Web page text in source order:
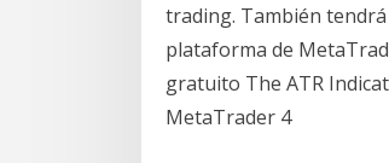
trading. También
plataforma de
gratuito The ATR
MetaTrader 4